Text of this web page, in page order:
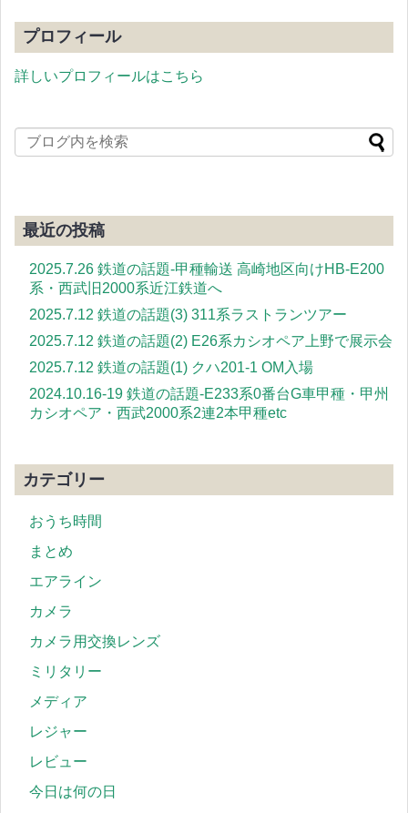
プロフィール
詳しいプロフィールはこちら
最近の投稿
2025.7.26 鉄道の話題-甲種輸送 高崎地区向けHB-E200
系・西武旧2000系近江鉄道へ
2025.7.12 鉄道の話題(3) 311系ラストランツアー
2025.7.12 鉄道の話題(2) E26系カシオペア上野で展示会
2025.7.12 鉄道の話題(1) クハ201-1 OM入場
2024.10.16-19 鉄道の話題-E233系0番台G車甲種・甲州
カシオペア・西武2000系2連2本甲種etc
カテゴリー
おうち時間
まとめ
エアライン
カメラ
カメラ用交換レンズ
ミリタリー
メディア
レジャー
レビュー
今日は何の日